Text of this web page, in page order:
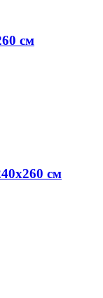
см
см